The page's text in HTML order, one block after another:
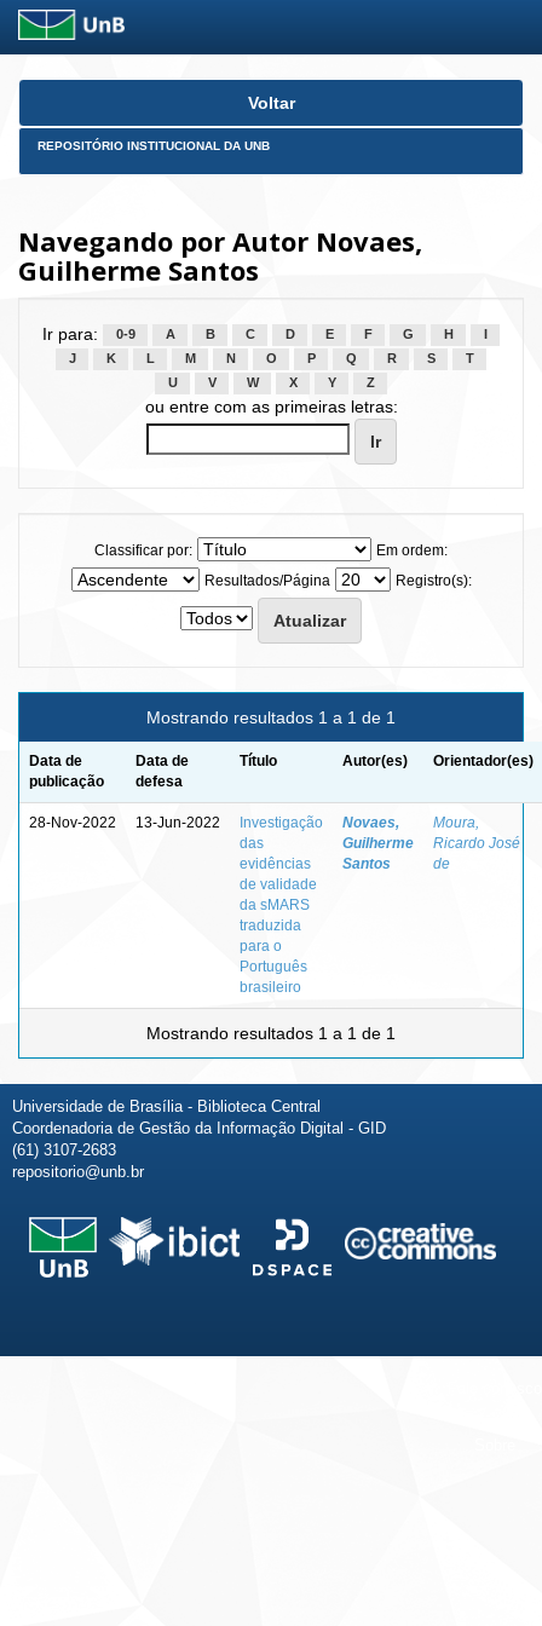
Skip
Voltar
REPOSITÓRIO INSTITUCIONAL DA UNB
Navegando por Autor Novaes,
Guilherme Santos
Ir para: 0-9 A B C D E F G H
J
K L M N O P Q R S
T
U
V W X Y Z
ou entre com as primeiras letras:
Classificar por:
Em ordem:
Resultados/Página
Registro(s):
Mostrando resultados 1 a 1 de 1
Data de
publicação
Data de
defesa
Título Autor(es) Orientador(es)
28-Nov-2022 13-Jun-2022
Investigação
das
evidências
de validade
da sMARS
traduzida
para o
Português
brasileiro
Novaes,
Guilherme
Santos
Moura,
Ricardo José
de
Mostrando resultados 1 a 1 de 1
Universidade de Brasília - Biblioteca Central
Coordenadoria de Gestão da Informação Digital - GID
(61) 3107-2683
repositorio@unb.br